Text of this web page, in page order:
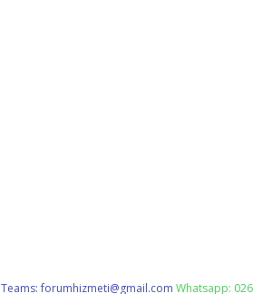
Teams:forumhizmeti@gmail.com Whatsapp: